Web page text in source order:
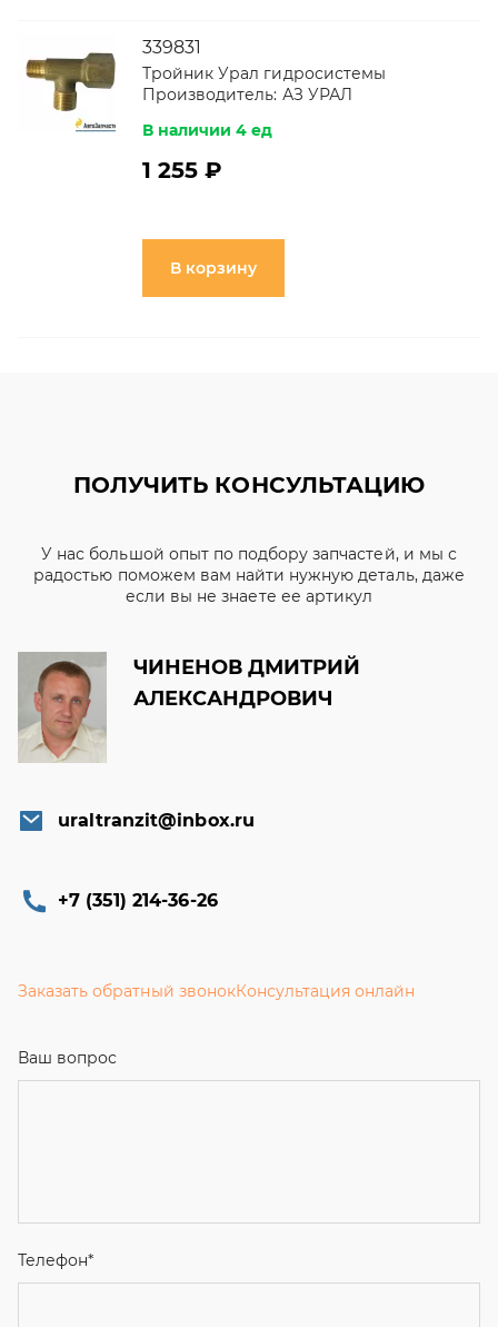
339831
Тройник Урал гидросистемы
Производитель: АЗ УРАЛ
В наличии 4 ед
1 255 ₽
В корзину
ПОЛУЧИТЬ КОНСУЛЬТАЦИЮ
У нас большой опыт по подбору запчастей, и мы с
радостью поможем вам найти нужную деталь, даже
если вы не знаете ее артикул
ЧИНЕНОВ ДМИТРИЙ
АЛЕКСАНДРОВИЧ
uraltranzit@inbox.ru
+7 (351) 214-36-26
Заказать обратный звонокКонсультация онлайн
Ваш вопрос